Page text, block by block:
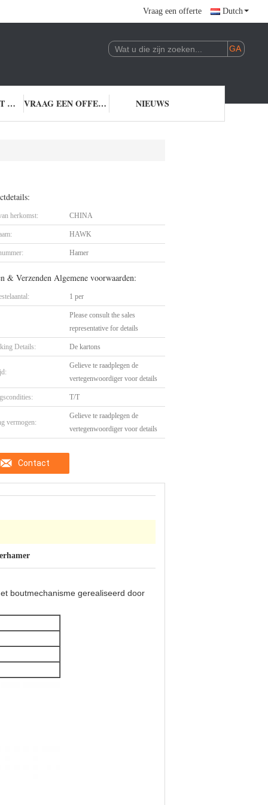
Vraag een offerte Dutch
NEEM CONTACT MET ONS OP VRAAG EEN OFFERTE NIEUWS
herkomst: CHINA
HAWK
Hamer
& Verzenden Algemene voorwaarden:
1 per
Please consult the sales
representative for details
Details: De kartons
Gelieve te raadplegen de
vertegenwoordiger voor details
T/T
vermogen:
Gelieve te raadplegen de
vertegenwoordiger voor details
Contact
boutmechanisme gerealiseerd door